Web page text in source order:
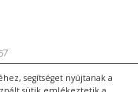
segítséget nyújtanak a